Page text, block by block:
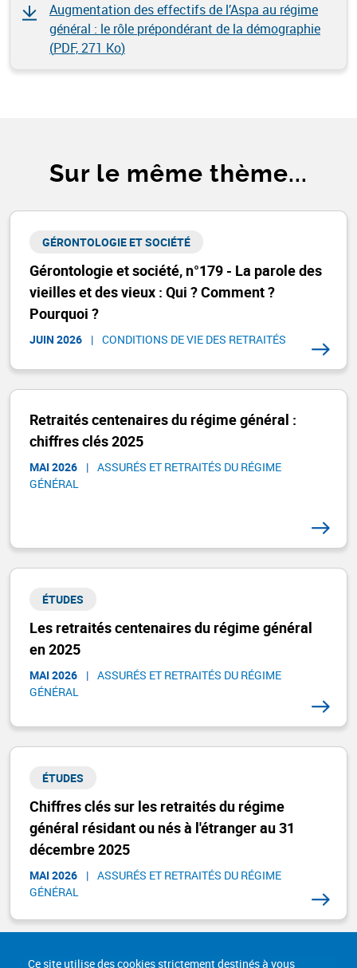
Augmentation des effectifs de l’Aspa au régime
général : le rôle prépondérant de la démographie
(PDF, 271 Ko)
Sur le même thème...
Gérontologie et société, n°179 - La parole des
vieilles et des vieux : Qui ? Comment ?
Pourquoi ?
GÉRONTOLOGIE ET SOCIÉTÉ​
JUIN 2026 | CONDITIONS DE VIE DES RETRAITÉS
Retraités centenaires du régime général :
chiffres clés 2025
MAI 2026 | ASSURÉS ET RETRAITÉS DU RÉGIME
GÉNÉRAL​
Les retraités centenaires du régime général
en 2025
ÉTUDES
MAI 2026 | ASSURÉS ET RETRAITÉS DU RÉGIME
GÉNÉRAL​
Chiffres clés sur les retraités du régime
général résidant ou nés à l'étranger au 31
décembre 2025
ÉTUDES
MAI 2026 | ASSURÉS ET RETRAITÉS DU RÉGIME
GÉNÉRAL​
Ce site utilise des cookies strictement destinés à vous